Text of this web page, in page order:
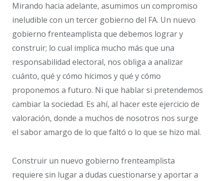
Mirando hacia adelante, asumimos un compromiso
ineludible con un tercer gobierno del FA. Un nuevo
gobierno frenteamplista que debemos lograr y
construir; lo cual implica mucho más que una
responsabilidad electoral, nos obliga a analizar
cuánto, qué y cómo hicimos y qué y cómo
proponemos a futuro. Ni que hablar si pretendemos
cambiar la sociedad. Es ahí, al hacer este ejercicio de
valoración, donde a muchos de nosotros nos surge
el sabor amargo de lo que faltó o lo que se hizo mal.
Construir un nuevo gobierno frenteamplista
requiere sin lugar a dudas cuestionarse y aportar a